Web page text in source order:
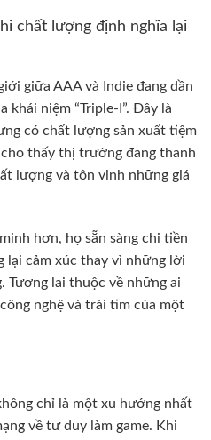
chất lượng định nghĩa lại
giữa AAA và Indie đang dần
khái niệm “Triple-I”. Đây là
có chất lượng sản xuất tiệm
thấy thị trường đang thanh
lượng và tôn vinh những giá
hơn, họ sẵn sàng chi tiền
lại cảm xúc thay vì những lời
Tương lai thuộc về những ai
nghệ và trái tim của một
chỉ là một xu hướng nhất
về tư duy làm game. Khi